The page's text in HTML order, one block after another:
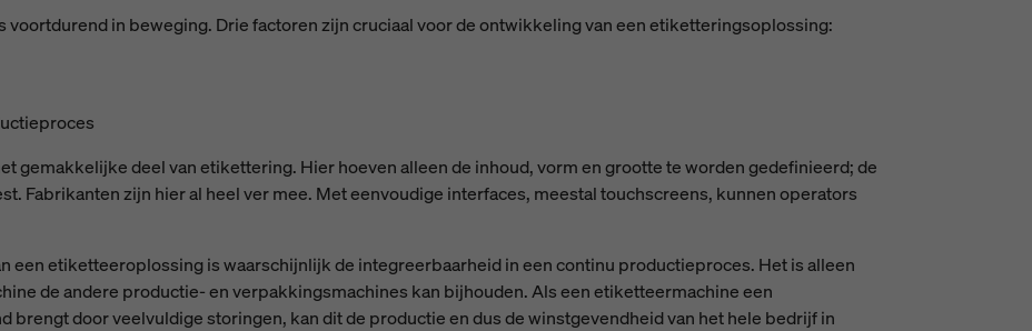
in beweging. Drie factoren zijn cruciaal voor de ontwikkeling van een etiketteringsoplossing:
gemakkelijke deel van etikettering. Hier hoeven alleen de inhoud, vorm en grootte te worden gedefinieerd; de
Fabrikanten zijn hier al heel ver mee. Met eenvoudige interfaces, meestal touchscreens, kunnen operators
een etiketteeroplossing is waarschijnlijk de integreerbaarheid in een continu productieproces. Het is alleen
de andere productie- en verpakkingsmachines kan bijhouden. Als een etiketteermachine een
brengt door veelvuldige storingen, kan dit de productie en dus de winstgevendheid van het hele bedrijf in